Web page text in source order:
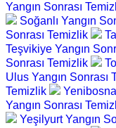
Yangın Sonrası
Soğanlı Yangın
Sonrası Temizlik
Teşvikiye Yangın
Sonrası Temizlik
Ulus Yangın Sonrası
Temizlik
Yangın Sonrası
Yeşilyurt Yangın